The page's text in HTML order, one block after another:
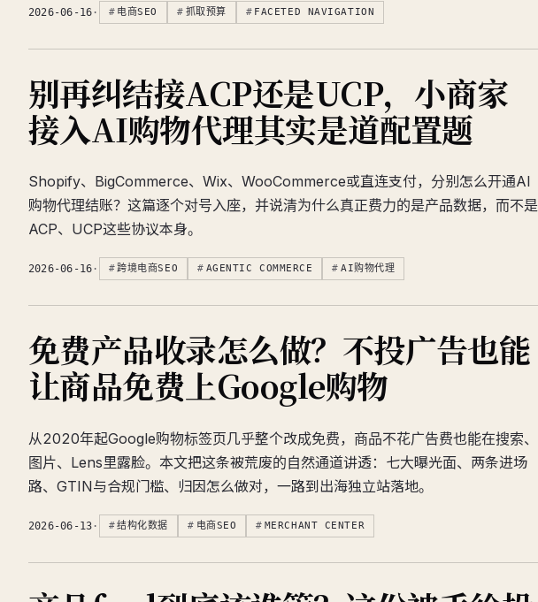
2026-06-16 · 电商SEO 抓取预算 FACETED NAVIGATION
别再纠结接ACP还是UCP，小商家
接入AI购物代理其实是道配置题
Shopify、BigCommerce、Wix、WooCommerce或直连支付，分别怎么开通AI
购物代理结账？这篇逐个对号入座，并说清为什么真正费力的是产品数据，而不是
ACP、UCP这些协议本身。
2026-06-16 · 跨境电商SEO AGENTIC COMMERCE AI购物代理
免费产品收录怎么做？不投广告也能
让商品免费上Google购物
从2020年起Google购物标签页几乎整个改成免费，商品不花广告费也能在搜索、
图片、Lens里露脸。本文把这条被荒废的自然通道讲透：七大曝光面、两条进场
路、GTIN与合规门槛、归因怎么做对，一路到出海独立站落地。
2026-06-13 · 结构化数据 电商SEO MERCHANT CENTER